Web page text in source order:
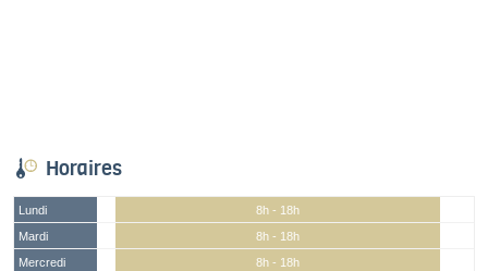
Horaires
Lundi
8h - 18h
Mardi
8h - 18h
Mercredi
8h - 18h